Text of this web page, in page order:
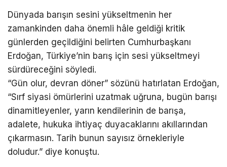
Dünyada barışın sesini yükseltmenin her
zamankinden daha önemli hâle geldiği kritik
günlerden geçildiğini belirten Cumhurbaşkanı
Erdoğan, Türkiye’nin barış için sesi yükseltmeyi
sürdüreceğini söyledi.
“Gün olur, devran döner” sözünü hatırlatan Erdoğan,
“Sırf siyasi ömürlerini uzatmak uğruna, bugün barışı
dinamitleyenler, yarın kendilerinin de barışa,
adalete, hukuka ihtiyaç duyacaklarını akıllarından
çıkarmasın. Tarih bunun sayısız örnekleriyle
doludur.” diye konuştu.